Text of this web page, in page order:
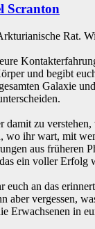
Scranton
Rat.
und begibt
Galaxie
damit zu
wo ihr wart, mit
aus früheren
ein voller Erfolg
euch an das
aber vergessen,
Erwachsenen in